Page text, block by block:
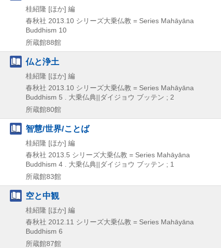
桂紹隆 [ほか] 編
春秋社 2013.10 シリーズ大乗仏教 = Series Mahāyāna
Buddhism 10
所蔵館88館
仏と浄土
桂紹隆 [ほか] 編
春秋社 2013.10 シリーズ大乗仏教 = Series Mahāyāna
Buddhism 5 . 大乗仏典||ダイジョウ ブッテン ; 2
所蔵館80館
智慧/世界/ことば
桂紹隆 [ほか] 編
春秋社 2013.5 シリーズ大乗仏教 = Series Mahāyāna
Buddhism 4 . 大乗仏典||ダイジョウ ブッテン ; 1
所蔵館83館
空と中観
桂紹隆 [ほか] 編
春秋社 2012.11 シリーズ大乗仏教 = Series Mahāyāna
Buddhism 6
所蔵館87館